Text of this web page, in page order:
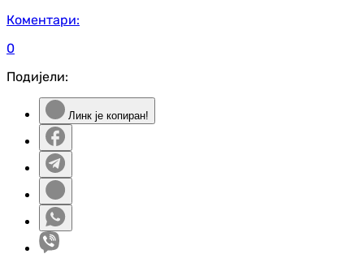
Коментари:
0
Подијели:
Линк је копиран!